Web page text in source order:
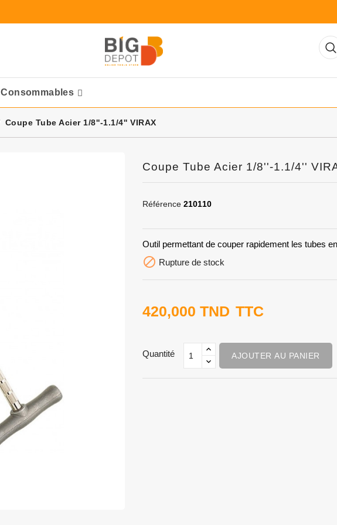
Consommables
Coupe Tube Acier 1/8''-1.1/4'' VIRAX
Coupe Tube Acier 1/8''-1.1/4''
Référence 210110
Outil permettant de couper rapidement les tubes
 Rupture de stock
420,000 TND TTC
Quantité AJOUTER AU PANIER